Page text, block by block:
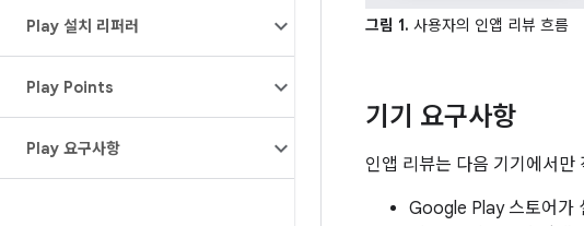
Play 설치 리퍼러
Play Points
Play 요구사항
그림 1. 사용자의 인앱 리뷰 흐름
기기 요구사항
인앱 리뷰는 다음 기기에서만
Google Play 스토어가